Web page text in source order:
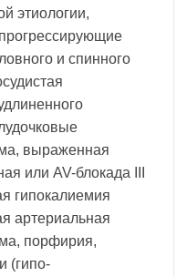
этиологии,
и спинного
выраженная
или AV-блокада III
гипокалиемия
артериальная
порфирия,
(гипо-